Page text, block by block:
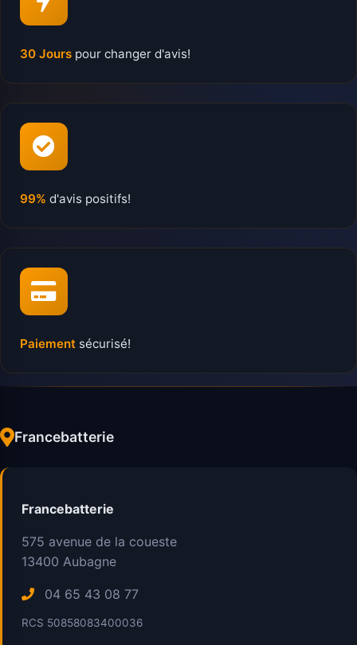
30 Jours pour changer d'avis!
99% d'avis positifs!
Paiement sécurisé!
Francebatterie
Francebatterie
575 avenue de la coueste
13400 Aubagne
04 65 43 08 77
RCS 50858083400036